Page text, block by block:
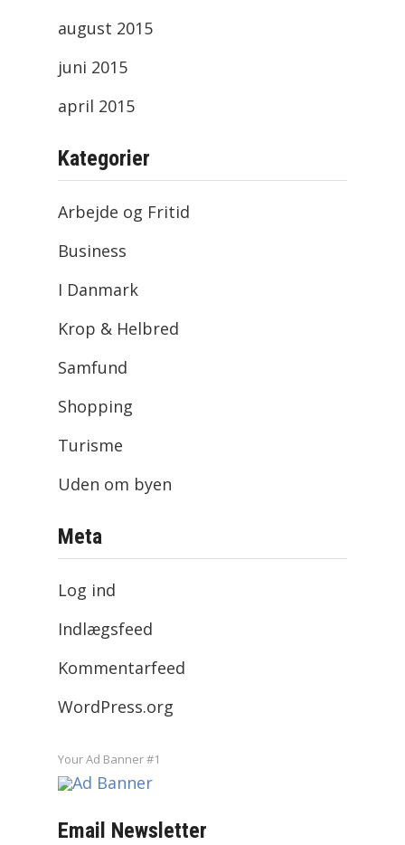
august 2015
juni 2015
april 2015
Kategorier
Arbejde og Fritid
Business
I Danmark
Krop & Helbred
Samfund
Shopping
Turisme
Uden om byen
Meta
Log ind
Indlægsfeed
Kommentarfeed
WordPress.org
Your Ad Banner #1
Email Newsletter